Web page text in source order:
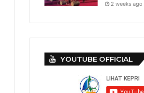
2 weeks ago
YOUTUBE OFFICIAL